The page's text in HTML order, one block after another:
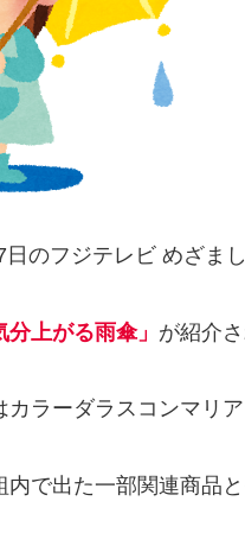
日のフジテレビ めざま
分上がる雨傘」 が紹介
カラーダラスコンマリ
内で出た一部関連商品